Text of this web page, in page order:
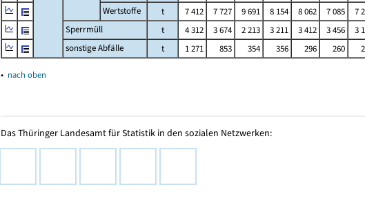
Wertstoffe
t 7 412 7 727 9 691 8 154 8 062 7 085 7
Sperrmüll
t 4 312 3 674 2 213 3 211 3 412 3 456 3
sonstige Abfälle
t 1 271 853 354 356 296 260
▴ nach oben
Das Thüringer Landesamt für Statistik in den sozialen Netzwerken: